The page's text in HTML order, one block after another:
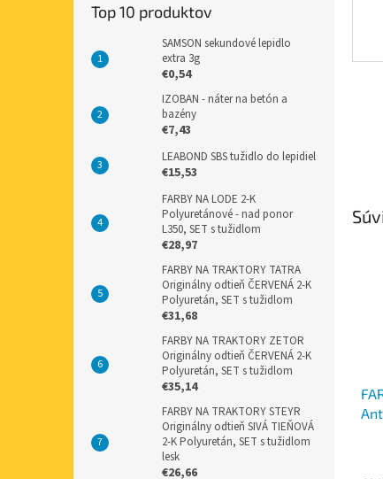
Top 10 produktov
SAMSON sekundové lepidlo
extra 3g
€0,54
IZOBAN - náter na betón a
bazény
€7,43
LEABOND SBS tužidlo do lepidiel
€15,53
FARBY NA LODE 2-K
Polyuretánové - nad ponor
L350, SET s tužidlom
€28,97
FARBY NA TRAKTORY TATRA
Originálny odtieň ČERVENÁ 2-K
Polyuretán, SET s tužidlom
€31,68
FARBY NA TRAKTORY ZETOR
Originálny odtieň ČERVENÁ 2-K
Polyuretán, SET s tužidlom
€35,14
FARBY NA TRAKTORY STEYR
Originálny odtieň SIVÁ TIEŇOVÁ
2-K Polyuretán, SET s tužidlom
lesk
€26,66